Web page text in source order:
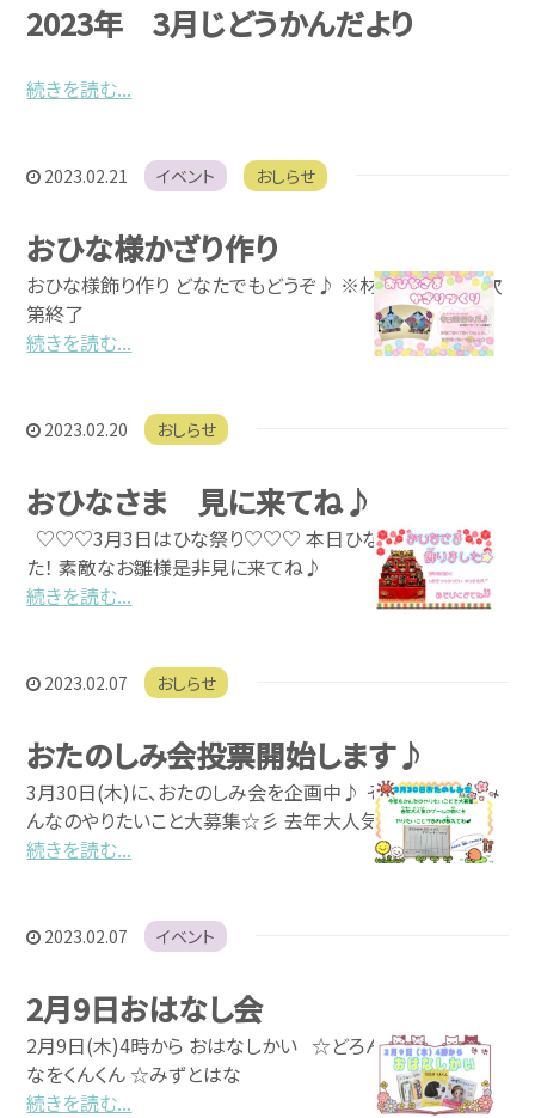
お問い合わせ
2023年 3月じどうかんだより
続きを読む...
2023.02.21 イベント おしらせ
おひな様かざり作り
おひな様飾り作り どなたでもどうぞ♪ ※材料がなくなり次
第終了
続きを読む...
2023.02.20 おしらせ
おひなさま 見に来てね♪
♡♡♡3月3日はひな祭り♡♡♡ 本日ひな人形飾りまし
た！ 素敵なお雛様是非見に来てね♪
続きを読む...
2023.02.07 おしらせ
おたのしみ会投票開始します♪
3月30日(木)に、おたのしみ会を企画中♪ そこで、今年もみ
んなのやりたいこと大募集☆彡 去年大人気
続きを読む...
2023.02.07 イベント
2月9日おはなし会
2月9日(木)4時から おはなしかい ☆どろんこハリー ☆は
なをくんくん ☆みずとはな
続きを読む...